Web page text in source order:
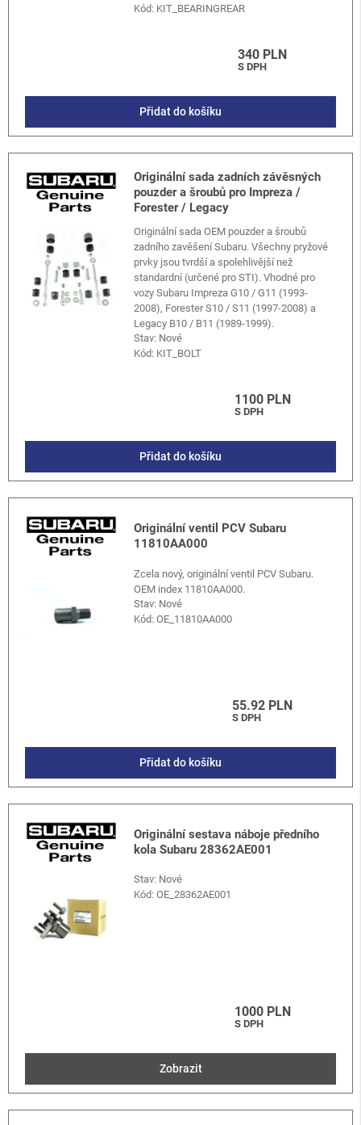
Kód: KIT_BEARINGREAR
340 PLN
S DPH
Přidat do košíku
Originální sada zadních závěsných
pouzder a šroubů pro Impreza /
Forester / Legacy
Originální sada OEM pouzder a šroubů
zadního zavěšení Subaru. Všechny pryžové
prvky jsou tvrdší a spolehlivější než
standardní (určené pro STI). Vhodné pro
vozy Subaru Impreza G10 / G11 (1993-
2008), Forester S10 / S11 (1997-2008) a
Legacy B10 / B11 (1989-1999).
Stav: Nové
Kód: KIT_BOLT
1100 PLN
S DPH
Přidat do košíku
Originální ventil PCV Subaru
11810AA000
Zcela nový, originální ventil PCV Subaru.
OEM index 11810AA000.
Stav: Nové
Kód:OE_11810AA000
55.92 PLN
S DPH
Přidat do košíku
Originální sestava náboje předního
kola Subaru 28362AE001
Stav: Nové
Kód:OE_28362AE001
1000 PLN
S DPH
Zobrazit